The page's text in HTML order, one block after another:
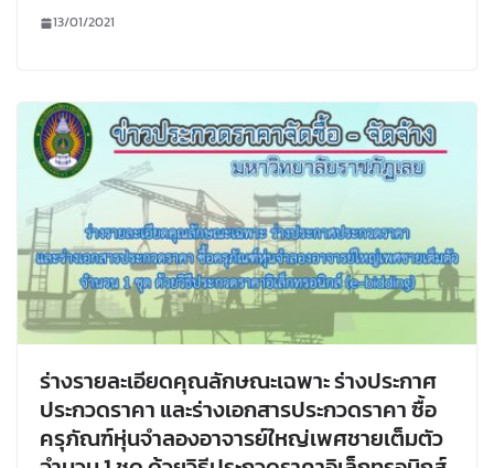
13/01/2021
ร่างรายละเอียดคุณลักษณะเฉพาะ ร่างประกาศ
ประกวดราคา และร่างเอกสารประกวดราคา ซื้อ
ครุภัณฑ์หุ่นจำลองอาจารย์ใหญ่เพศชายเต็มตัว